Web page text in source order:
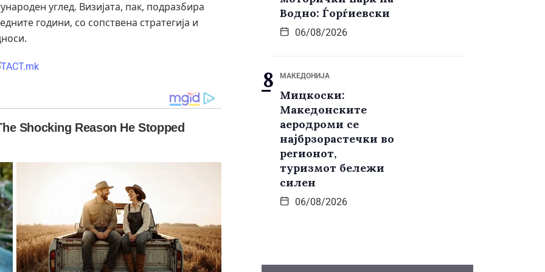
углед. Визијата, пак, подразбира
години, со сопствена стратегија и
Водно: Ѓорѓиевски
06/08/2026
МАКЕДОНИЈА
Мицкоски:
Македонските
аеродроми се
најбрзорастечки во
регионот,
туризмот бележи
силен
06/08/2026